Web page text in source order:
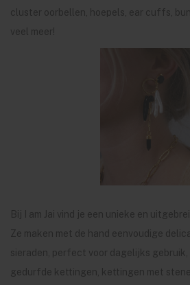
cluster oorbellen, hoepels, ear cuffs,
veel meer!
Bij I am Jai vind je een unieke en
Ze maken met de hand eenvoudige
sieraden, perfect voor dagelijks
gedurfde kettingen, kettingen met